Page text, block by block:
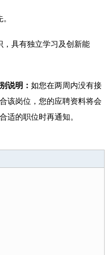
，具有独立学习及创新能
说明： 如您在两周内没有接
该岗位，您的应聘资料将会
适的职位时再通知。